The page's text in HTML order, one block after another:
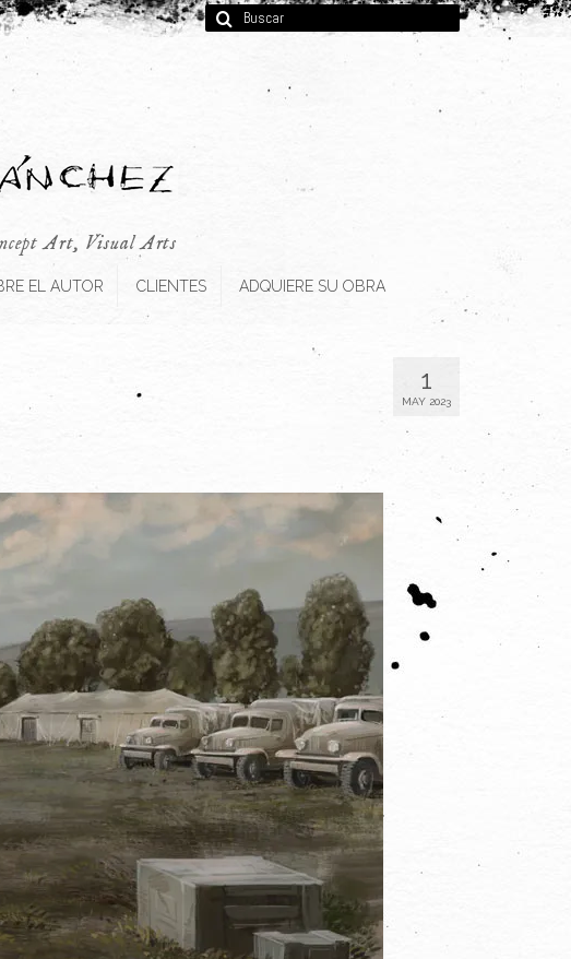
Buscar
por:
Art, Visual Arts
EL AUTOR CLIENTES ADQUIERE SU OBRA
1
MAY 2023